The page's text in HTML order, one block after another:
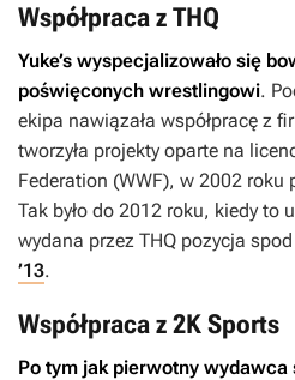
Współpraca z THQ
Yuke’s wyspecjalizowało się
poświęconych wrestlingowi.
ekipa nawiązała współpracę z
tworzyła projekty oparte na
Federation (WWF), w 2002 roku
Tak było do 2012 roku, kiedy to
wydana przez THQ pozycja
’13.
Współpraca z 2K Sports
Po tym jak pierwotny wydawca